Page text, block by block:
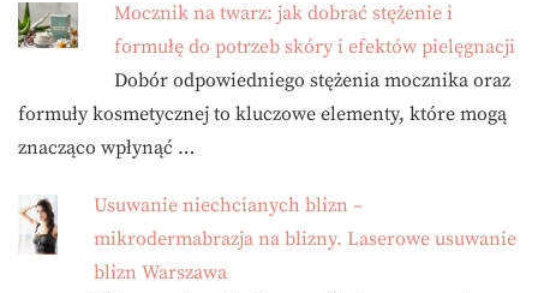
Mocznik na twarz: jak dobrać stężenie i
formułę do potrzeb skóry i efektów pielęgnacji
Dobór odpowiedniego stężenia mocznika oraz
formuły kosmetycznej to kluczowe elementy, które mogą
znacząco wpłynąć …
Usuwanie niechcianych blizn –
mikrodermabrazja na blizny. Laserowe usuwanie
blizn Warszawa